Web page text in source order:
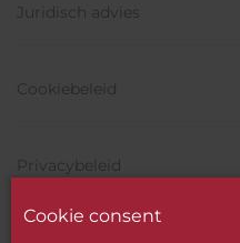
Juridisch advies
Cookiebeleid
Privacybeleid
Cookie consent